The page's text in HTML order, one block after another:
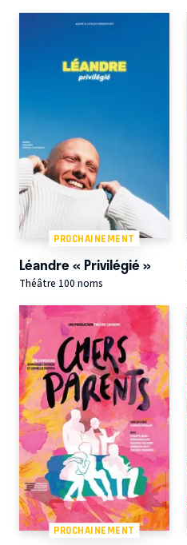
PROCHAINEMENT
Léandre « Privilégié »
Théâtre 100 noms
PROCHAINEMENT